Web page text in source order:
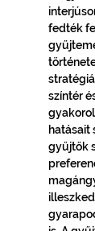
fedték
színtér
hatásait
gyűjtők